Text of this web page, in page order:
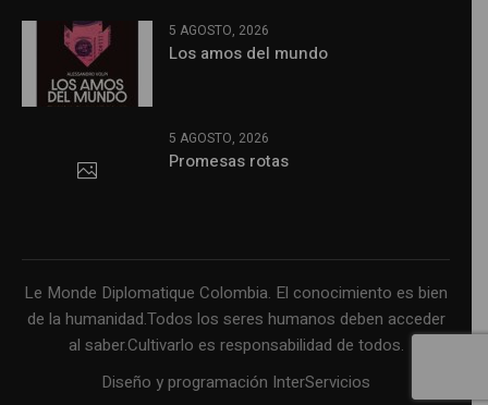
5 AGOSTO, 2026
Los amos del mundo
5 AGOSTO, 2026
Promesas rotas
Le Monde Diplomatique Colombia. El conocimiento es bien
de la humanidad.Todos los seres humanos deben acceder
al saber.Cultivarlo es responsabilidad de todos.
Diseño y programación InterServicios